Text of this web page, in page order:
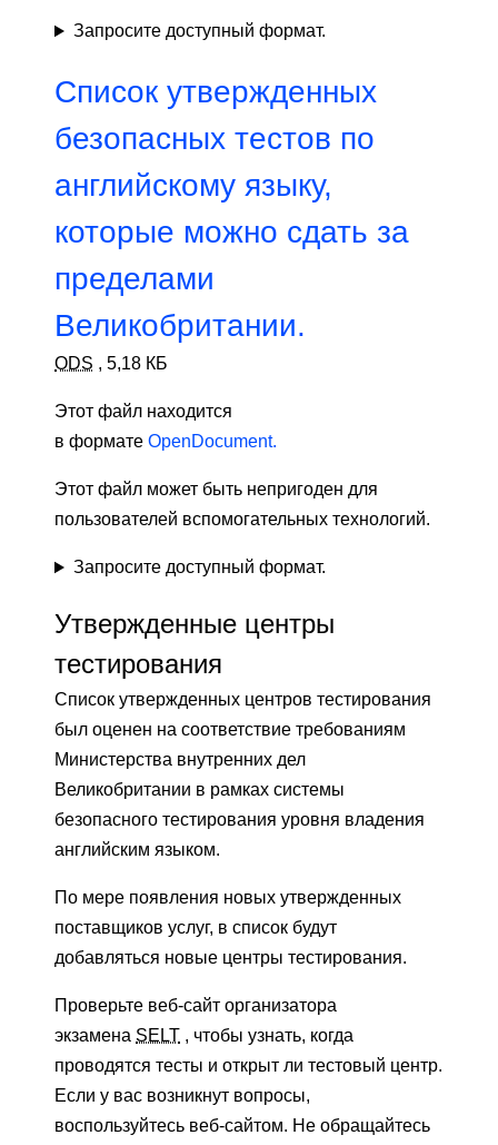
Запросите доступный формат.
Список утвержденных
безопасных тестов по
английскому языку,
которые можно сдать за
пределами
Великобритании.
ODS , 5,18 КБ
Этот файл находится
в формате OpenDocument.
Этот файл может быть непригоден для
пользователей вспомогательных технологий.
Запросите доступный формат.
Утвержденные центры
тестирования
Список утвержденных центров тестирования
был оценен на соответствие требованиям
Министерства внутренних дел
Великобритании в рамках системы
безопасного тестирования уровня владения
английским языком.
По мере появления новых утвержденных
поставщиков услуг, в список будут
добавляться новые центры тестирования.
Проверьте веб-сайт организатора
экзамена SELT , чтобы узнать, когда
проводятся тесты и открыт ли тестовый центр.
Если у вас возникнут вопросы,
воспользуйтесь веб-сайтом. Не обращайтесь